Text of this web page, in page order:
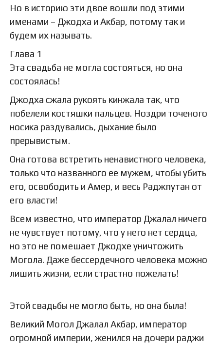
Но в историю эти двое вошли под этими
именами – Джодха и Акбар, потому так и
будем их называть.
Глава 1
Эта свадьба не могла состояться, но она
состоялась!
Джодха сжала рукоять кинжала так, что
побелели костяшки пальцев. Ноздри точеного
носика раздувались, дыхание было
прерывистым.
Она готова встретить ненавистного человека,
только что названного ее мужем, чтобы убить
его, освободить и Амер, и весь Раджпутан от
его власти!
Всем известно, что император Джалал ничего
не чувствует потому, что у него нет сердца,
но это не помешает Джодхе уничтожить
Могола. Даже бессердечного человека можно
лишить жизни, если страстно пожелать!
Этой свадьбы не могло быть, но она была!
Великий Могол Джалал Акбар, император
огромной империи, женился на дочери раджи